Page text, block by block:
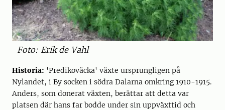
Foto: Erik de Vahl
Historia: 'Predikoväcka' växte ursprungligen på
Nylandet, i By socken i södra Dalarna omkring 1910-1915.
Anders, som donerat växten, berättar att detta var
platsen där hans far bodde under sin uppväxttid och